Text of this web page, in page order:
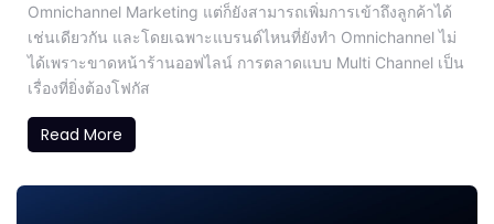
Omnichannel Marketing แต่ก็ยังสามารถเพิ่มการเข้าถึงลูกค้าได้
เช่นเดียวกัน และโดยเฉพาะแบรนด์ไหนที่ยังทำ Omnichannel ไม่
ได้เพราะขาดหน้าร้านออฟไลน์ การตลาดแบบ Multi Channel เป็น
เรื่องที่ยิ่งต้องโฟกัส
Read More